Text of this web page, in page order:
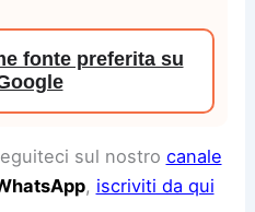
fonte preferita su
sul nostro canale
, iscriviti da qui